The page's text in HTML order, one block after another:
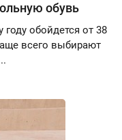
обувь
обойдется от 38
всего выбирают